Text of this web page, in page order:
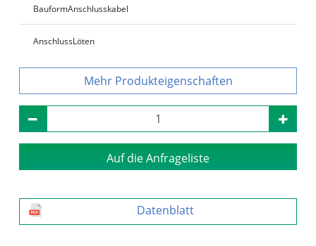
BauformAnschlusskabel
AnschlussLöten
Produkteigenschaften
Auf die Anfrageliste
Datenblatt